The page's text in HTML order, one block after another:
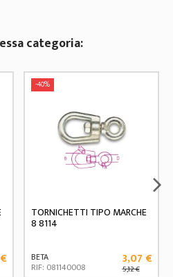
categoria:
-40%
TORNICHETTI TIPO MARCHE
8 8114
BETA
RIF: 081140008 3,07 €
5,12 €